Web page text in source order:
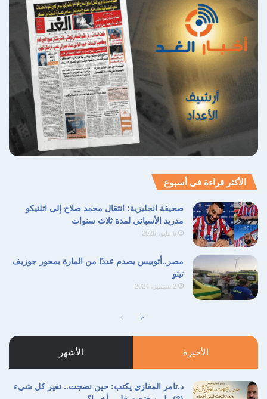
الأكثر قراءة فى أسبوع
صحيفة انجليزية: انتقال محمد صلاح إلى اتلتيكو
مدريد الأسباني لمدة ثلاث سنوات
6 مايو، 2026
مصر..أتوبيس يصدم عددًا من المارة بمحور جوزيف
تيتو
2 سبتمبر، 2024
الصفحة
السابقة
الصفحة
التالية
الأخيرة الأشهر
د.تامر المغازي يكتب: حين نضجت.. تغير كل شيء